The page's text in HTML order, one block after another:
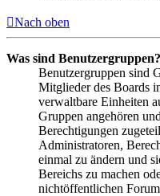
Nach oben
Was sind Benutzergruppen?
Benutzergruppen sind
Mitglieder des Boards
verwaltbare Einheiten
Gruppen angehören
Berechtigungen
Administratoren,
einmal zu ändern und
Bereichs zu machen
nichtöffentlichen